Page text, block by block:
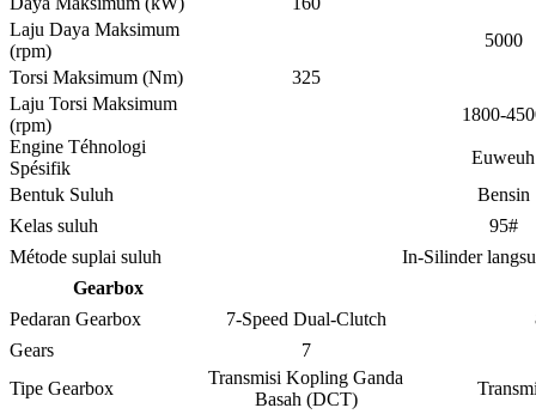
Laju Daya Maksimum
(rpm)
5000
Torsi Maksimum (Nm)
325
Laju Torsi Maksimum
(rpm)
1800-
Engine Téhnologi
Spésifik
Euweuh
Bentuk Suluh
Bensin
Kelas suluh
95#
Métode suplai suluh
In-Silinder
Gearbox
Pedaran Gearbox
7-Speed ​​Dual-Clutch
Gears
7
Tipe Gearbox
Transmisi Kopling Ganda
Basah (DCT)